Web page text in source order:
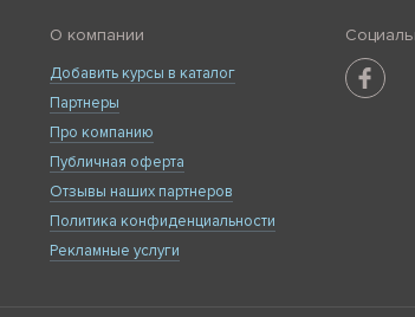
О компании
Добавить курсы в каталог
Партнеры
Про компанию
Публичная оферта
Отзывы наших партнеров
Политика конфиденциальности
Рекламные услуги